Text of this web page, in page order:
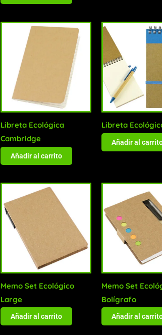
Libreta Ecológica
Cambridge
Añadir al carrito
Libreta
Añadir al
Memo Set Ecológico
Large
Añadir al carrito
Memo Set
Bolígrafo
Añadir al